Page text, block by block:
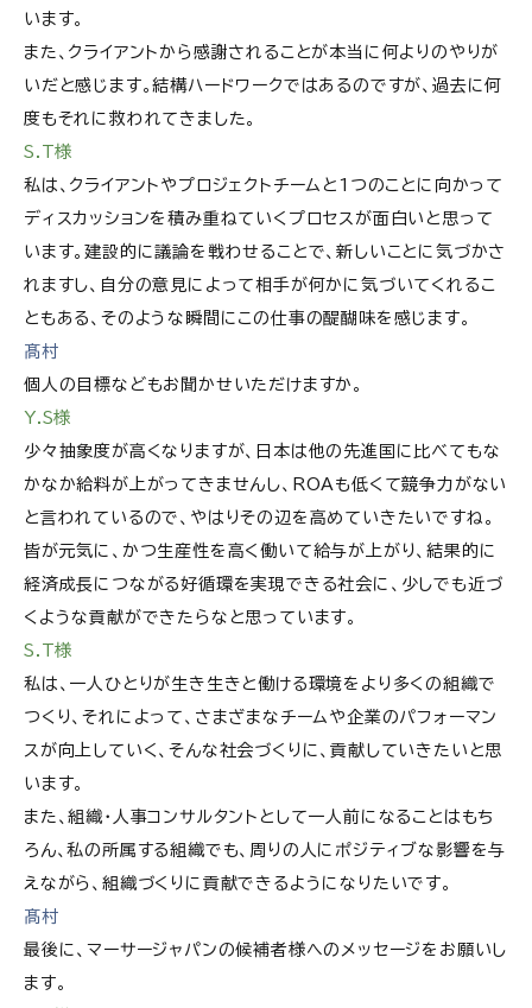
います。
また、クライアントから感謝されることが本当に何よりのやりが
いだと感じます。結構ハードワークではあるのですが、過去に何
度もそれに救われてきました。
S.T様
私は、クライアントやプロジェクトチームと1つのことに向かって
ディスカッションを積み重ねていくプロセスが面白いと思って
います。建設的に議論を戦わせることで、新しいことに気づかさ
れますし、自分の意見によって相手が何かに気づいてくれるこ
ともある、そのような瞬間にこの仕事の醍醐味を感じます。
髙村
個人の目標などもお聞かせいただけますか。
Y.S様
少々抽象度が高くなりますが、日本は他の先進国に比べてもな
かなか給料が上がってきませんし、ROAも低くて競争力がない
と言われているので、やはりその辺を高めていきたいですね。
皆が元気に、かつ生産性を高く働いて給与が上がり、結果的に
経済成長につながる好循環を実現できる社会に、少しでも近づ
くような貢献ができたらなと思っています。
S.T様
私は、一人ひとりが生き生きと働ける環境をより多くの組織で
つくり、それによって、さまざまなチームや企業のパフォーマン
スが向上していく、そんな社会づくりに、貢献していきたいと思
います。
また、組織・人事コンサルタントとして一人前になることはもち
ろん、私の所属する組織でも、周りの人にポジティブな影響を与
えながら、組織づくりに貢献できるようになりたいです。
髙村
最後に、マーサージャパンの候補者様へのメッセージをお願いし
ます。